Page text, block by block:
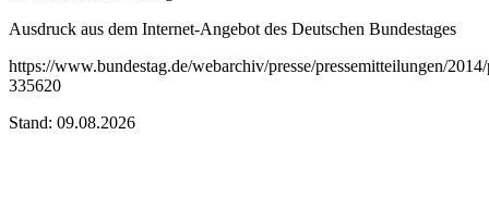
Ausdruck aus dem Internet-Angebot des Deutschen Bundestages
https://www.bundestag.de/webarchiv/presse/pressemitteilungen/
335620
Stand: 09.08.2026